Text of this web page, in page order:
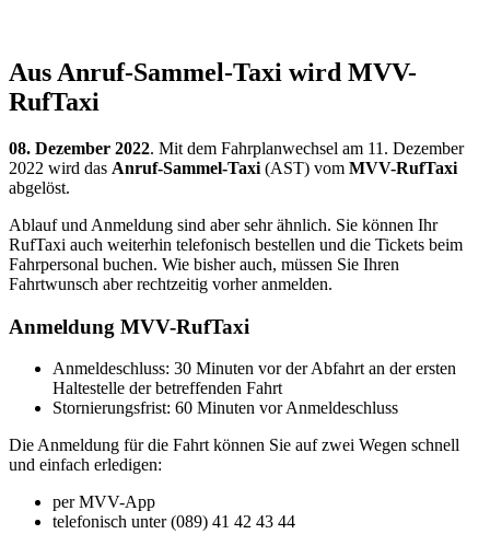
Aus Anruf-Sammel-Taxi wird MVV-
RufTaxi
08. Dezember 2022. Mit dem Fahrplanwechsel am 11. Dezember
2022 wird das Anruf-Sammel-Taxi (AST) vom MVV-RufTaxi
abgelöst.
Ablauf und Anmeldung sind aber sehr ähnlich. Sie können Ihr
RufTaxi auch weiterhin telefonisch bestellen und die Tickets beim
Fahrpersonal buchen. Wie bisher auch, müssen Sie Ihren
Fahrtwunsch aber rechtzeitig vorher anmelden.
Anmeldung MVV-RufTaxi
Anmeldeschluss: 30 Minuten vor der Abfahrt an der ersten
Haltestelle der betreffenden Fahrt
Stornierungsfrist: 60 Minuten vor Anmeldeschluss
Die Anmeldung für die Fahrt können Sie auf zwei Wegen schnell
und einfach erledigen:
per MVV-App
telefonisch unter (089) 41 42 43 44